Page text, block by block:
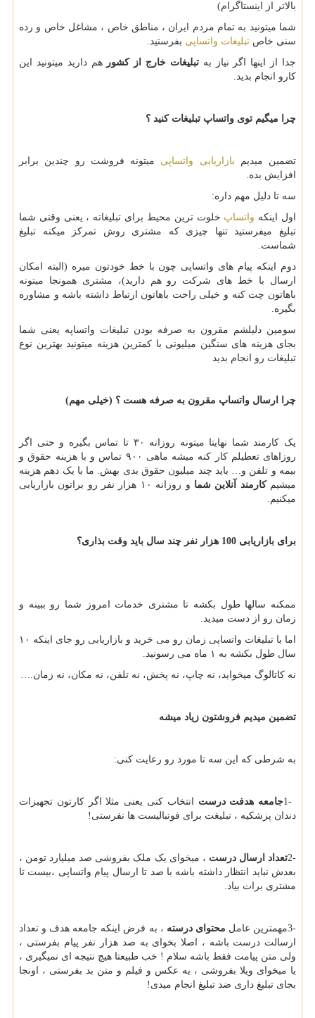
بالاتر از اینستاگرام)
شما میتونید به تمام مردم ایران ، مناطق خاص ، مشاغل خاص و رده
سنی خاص تبلیغات واتساپی بفرستید.
جدا از اینها اگر نیاز بهتبلیغات خارج از کشور هم دارید میتونید این
کارو انجام بدید.
چرا میگیم توی واتساپ تبلیغات کنید ؟
تضمین میدیم بازاریابی واتساپی میتونه فروشت رو چندین برابر
افزایش بده.
سه تا دلیل مهم داره:
اول اینکه واتساپ خلوت ترین محیط برای تبلیغاته ، یعنی وقتی شما
تبلیغ میفرستید تنها چیزی که مشتری روش تمرکز میکنه تبلیغ
شماست.
دوم اینکه پیام های واتساپی چون با خط خودتون میره (البته امکان
ارسال با خط های شرکت رو هم دارید)، مشتری همونجا میتونه
باهاتون چت کنه و خیلی راحت باهاتون ارتباط داشته باشه و مشاوره
بگیره.
سومین دلیلشم مقرون به صرفه بودن تبلیغات واتساپه یعنی شما
بجای هزینه های سنگین میلیونی با کمترین هزینه میتونید بهترین نوع
تبلیغات رو انجام بدید
چرا ارسال واتساپ مقرون به صرفه هست ؟ (خیلی مهم)
یک کارمند شما نهایتا میتونه روزانه ۳۰ تا تماس بگیره و حتی اگر
روزاهای تعطیلم کار کنه میشه ماهی ۹۰۰ تماس و با هزینه حقوق و
بیمه و تلفن و… باید چند میلیون حقوق بدی بهش. ما با یک دهم هزینه
میشیمکارمند آنلاین شما
و روزانه ۱۰ هزار نفر رو براتون بازاریابی
میکنیم.
برای بازاریابی 100 هزار نفر چند سال باید وقت بذاری؟
ممکنه سالها طول بکشه تا مشتری خدمات امروز شما رو ببینه و
زمان رو از دست میدید.
اما با تبلیغات واتساپی زمان رو می خرید و بازاریابی رو جای اینکه ۱۰
سال طول بکشه به ۱ ماه می رسونید.
نه کاتالوگ میخواید، نه چاپ، نه پخش، نه تلفن، نه مکان، نه زمان….
تضمین میدیم فروشتون زیاد میشه
به شرطی که این سه تا مورد رو رعایت کنی:
1-جامعه هدفت درست انتخاب کنی یعنی مثلا اگر کارتون تجهیزات
دندان پزشکیه ، تبلیغت برای فوتبالیست ها نفرستی !
2-تعداد ارسال درست ، میخوای یک ملک بفروشی صد میلیارد تومن ،
بعدش نباید انتظار داشته باشه با صد تا ارسال پیام واتساپی ،بیست تا
مشتری برات بیاد.
3-مهمترین عامل محتوای درسته ، به فرض اینکه جامعه هدف و تعداد
ارسالت درست باشه ، اصلا بخوای به صد هزار نفر پیام بفرستی ،
ولی متن پیامت فقط باشه سلام ! خب طبیعتا هیچ نتیجه ای نمیگیری ،
یا میخوای ویلا بفروشی ، یه عکس و فیلم و متن بد بفرستی ، اونجا
بجای تبلیغ داری ضد تبلیغ انجام میدی !